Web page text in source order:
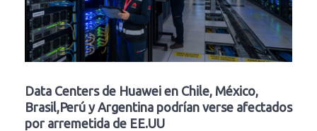
Data Centers de Huawei en Chile, México,
Brasil,Perú y Argentina podrían verse afectados
por arremetida de EE.UU